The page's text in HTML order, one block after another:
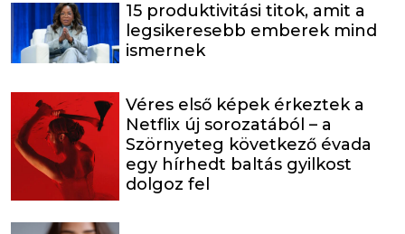
15 produktivitási titok, amit a
legsikeresebb emberek mind
ismernek
Véres első képek érkeztek a
Netflix új sorozatából – a
Szörnyeteg következő évada
egy hírhedt baltás gyilkost
dolgoz fel